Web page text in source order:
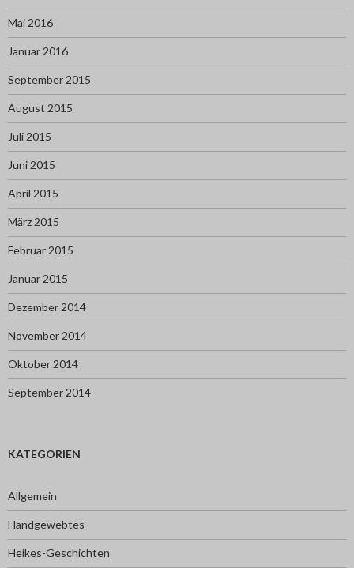
Mai 2016
Januar 2016
September 2015
August 2015
Juli 2015
Juni 2015
April 2015
März 2015
Februar 2015
Januar 2015
Dezember 2014
November 2014
Oktober 2014
September 2014
KATEGORIEN
Allgemein
Handgewebtes
Heikes-Geschichten